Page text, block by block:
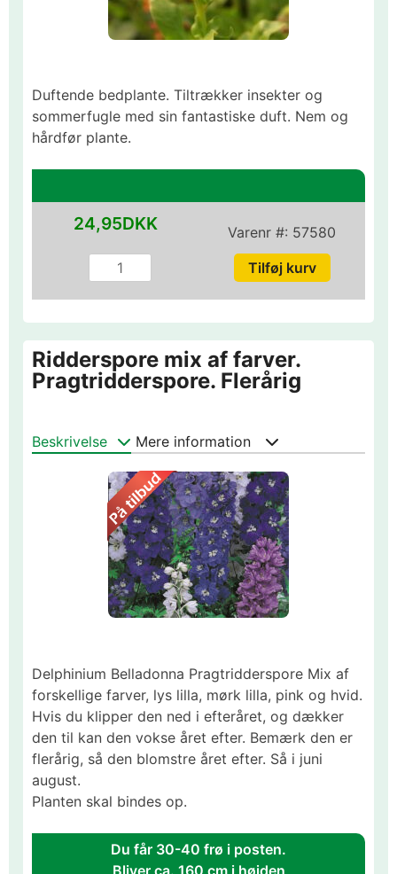
Duftende bedplante. Tiltrækker insekter og
sommerfugle med sin fantastiske duft. Nem og
hårdfør plante.
Varenr #: 57580
24,95DKK
Ridderspore mix af farver.
Pragtridderspore. Flerårig
Beskrivelse Mere information
Delphinium Belladonna Pragtridderspore Mix af
forskellige farver, lys lilla, mørk lilla, pink og hvid.
Hvis du klipper den ned i efteråret, og dækker
den til kan den vokse året efter. Bemærk den er
flerårig, så den blomstre året efter. Så i juni
august.
Planten skal bindes op.
Du får 30-40 frø i posten.